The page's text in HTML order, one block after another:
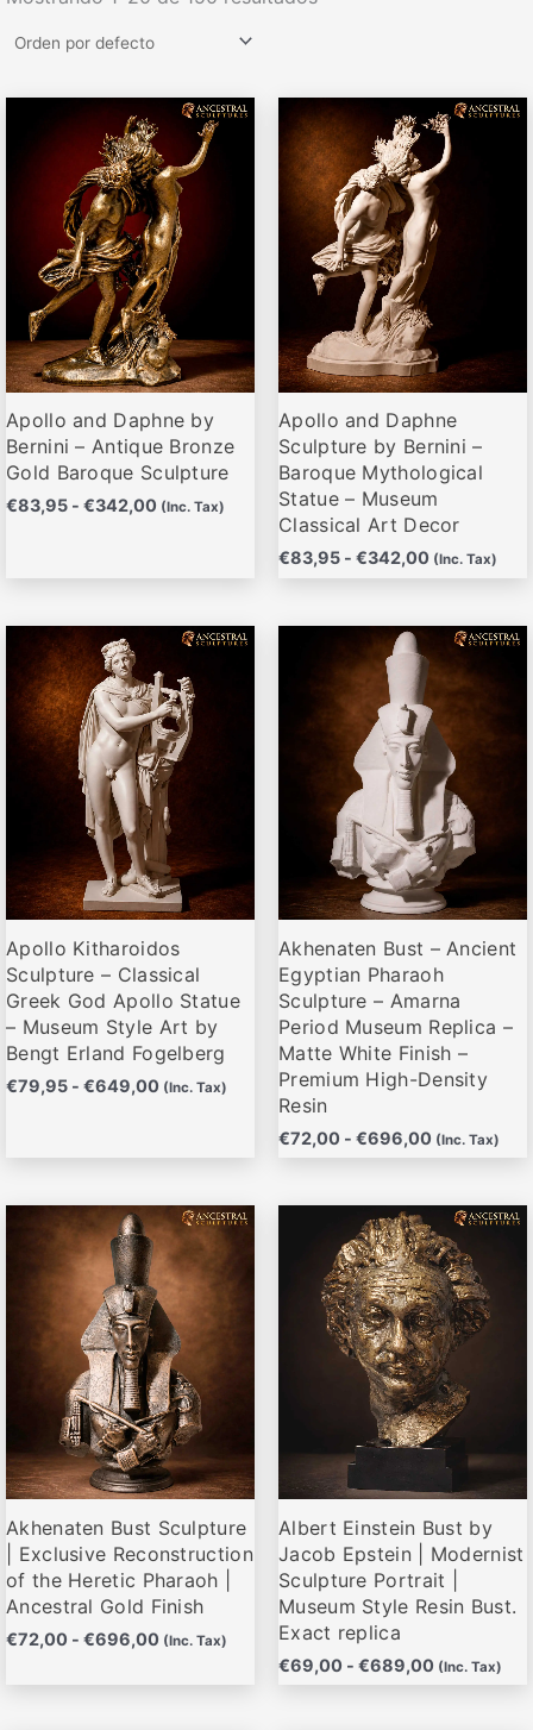
Apollo and Daphne by
Bernini – Antique Bronze
Gold Baroque Sculpture
€83,95 - €342,00
Rango
de
precios:
desde
€83,95
hasta
€342,00
(Inc. Tax)
producto
múltiples
variantes.
opciones
pueden
elegir
en
la
página
de
Apollo and Daphne
Sculpture by Bernini –
Baroque Mythological
Statue – Museum
Classical Art Decor
€83,95 - €342,00
Rango
de
precios:
desde
€83,95
hasta
€342,00
(Inc. Tax)
Este
producto
tiene
múltiples
variantes.
opciones
pueden
elegir
en
la
página
de
producto
Apollo Kitharoidos
Sculpture – Classical
Greek God Apollo Statue
– Museum Style Art by
Bengt Erland Fogelberg
€79,95 - €649,00
Rango
precios:
desde
€79,95
hasta
€649,00
(Inc. Tax)
Este
producto
tiene
múltiples
variantes.
opciones
pueden
elegir
en
la
página
de
producto
Akhenaten Bust – Ancient
Egyptian Pharaoh
Sculpture – Amarna
Period Museum Replica –
Matte White Finish –
Premium High-Density
Resin
€72,00 - €696,00
Rango
de
precios:
desde
€72,00
hasta
€696,00
(Inc. Tax)
producto
variantes.
opciones
pueden
elegir
en
la
página
de
producto
Akhenaten Bust Sculpture
| Exclusive Reconstruction
of the Heretic Pharaoh |
Ancestral Gold Finish
€72,00 - €696,00
Rango
de
precios:
desde
€72,00
hasta
€696,00
(Inc. Tax)
Este
producto
variantes.
opciones
pueden
elegir
en
la
página
de
producto
Albert Einstein Bust by
Jacob Epstein | Modernist
Sculpture Portrait |
Museum Style Resin Bust.
Exact replica
€69,00 - €689,00
Rango
de
precios:
desde
€69,00
hasta
€689,00
(Inc. Tax)
producto
múltiples
variantes.
pueden
elegir
en
la
página
de
producto